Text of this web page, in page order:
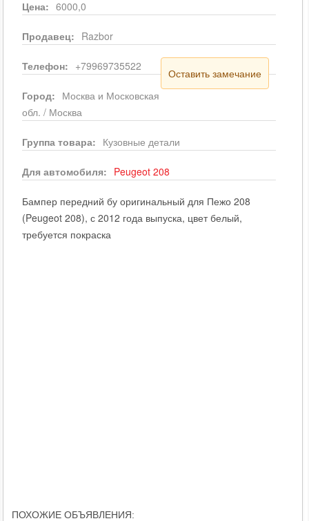
Цена: 6000,0
Продавец: Razbor
Телефон: +79969735522
Оставить замечание
Город: Москва и Московская
обл. / Москва
Группа товара: Кузовные детали
Для автомобиля: Peugeot 208
Бампер передний бу оригинальный для Пежо 208
(Peugeot 208), с 2012 года выпуска, цвет белый,
требуется покраска
ПОХОЖИЕ ОБЪЯВЛЕНИЯ: